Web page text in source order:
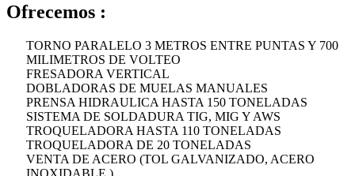
Ofrecemos :
TORNO PARALELO 3 METROS ENTRE PUNTAS Y 700
MILIMETROS DE VOLTEO
FRESADORA VERTICAL
DOBLADORAS DE MUELAS MANUALES
PRENSA HIDRAULICA HASTA 150 TONELADAS
SISTEMA DE SOLDADURA TIG, MIG Y AWS
TROQUELADORA HASTA 110 TONELADAS
TROQUELADORA DE 20 TONELADAS
VENTA DE ACERO (TOL GALVANIZADO, ACERO
INOXIDABLE )